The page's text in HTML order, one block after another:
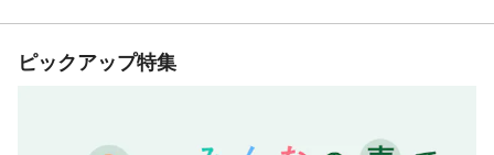
ピックアップ特集